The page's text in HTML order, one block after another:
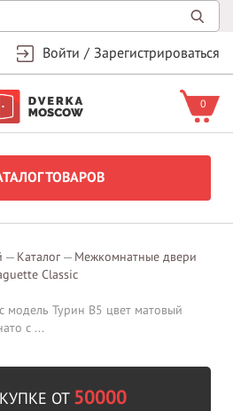
Войти / Зарегистрироваться
0
ТОВАРОВ
Каталог
Межкомнатные двери
Classic
модель Турин В5 цвет матовый
с ...
ОТ 50000